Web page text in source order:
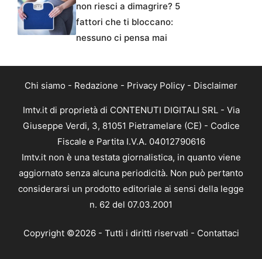
non riesci a dimagrire? 5
fattori che ti bloccano:
nessuno ci pensa mai
Chi siamo - Redazione - Privacy Policy - Disclaimer
Imtv.it di proprietà di CONTENUTI DIGITALI SRL - Via
Giuseppe Verdi, 3, 81051 Pietramelare (CE) - Codice
Fiscale e Partita I.V.A. 04012790616
Imtv.it non è una testata giornalistica, in quanto viene
aggiornato senza alcuna periodicità. Non può pertanto
considerarsi un prodotto editoriale ai sensi della legge
n. 62 del 07.03.2001
Copyright ©2026 - Tutti i diritti riservati - Contattaci